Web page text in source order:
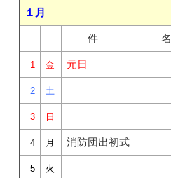
１月
件 名
1 金 元日
2 土
3 日
4 月 消防団出初式
5 火